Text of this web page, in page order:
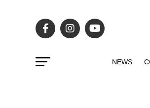
NEWS